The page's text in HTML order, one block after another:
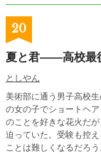
20
夏と君――高校最
としやん
美術部に通う男子高校
の女の子でショートヘ
のことを好きな花火だ
迫っていた。受験も控
ことは難しくなるだろ